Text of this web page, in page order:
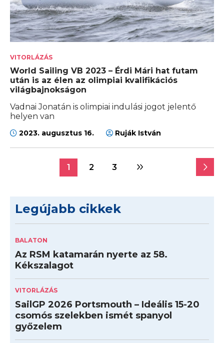
VITORLÁZÁS
World Sailing VB 2023 – Érdi Mári hat futam
után is az élen az olimpiai kvalifikációs
világbajnokságon
Vadnai Jonatán is olimpiai indulási jogot jelentő
helyen van
2023. augusztus 16. Ruják István
1 2 3
Legújabb cikkek
BALATON
Az RSM katamarán nyerte az 58.
Kékszalagot
VITORLÁZÁS
SailGP 2026 Portsmouth – Ideális 15-20
csomós szelekben ismét spanyol
győzelem